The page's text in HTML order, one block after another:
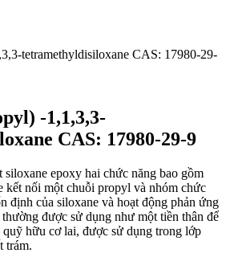
tetramethyldisiloxane CAS: 17980-29-
-1,1,3,3-
CAS: 17980-29-9
epoxy hai chức năng bao gồm
kết nối một chuỗi propyl và nhóm chức
định của siloxane và hoạt động phản ứng
được sử dụng như một tiền thân để
hữu cơ lai, được sử dụng trong lớp
trám.